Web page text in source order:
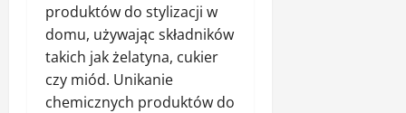
produktów do stylizacji w
domu, używając składników
takich jak żelatyna, cukier
czy miód. Unikanie
chemicznych produktów do